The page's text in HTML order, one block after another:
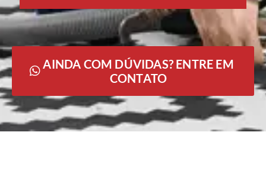
AINDA COM DÚVIDAS? ENTRE EM
CONTATO